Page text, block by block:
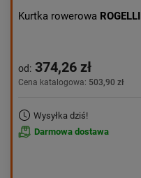
Kurtka rowerowa ROGELLI
od: 374,26 zł
Cena katalogowa: 503,90 zł
Wysyłka dziś!
Darmowa dostawa